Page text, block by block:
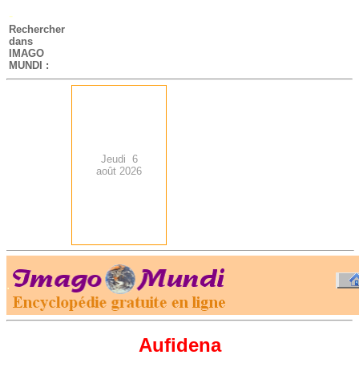
-
Rechercher
dans
IMAGO
MUNDI :
Jeudi 6
août 2026
.
Aufidena